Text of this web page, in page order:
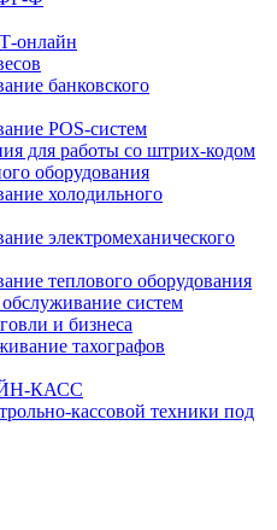
онлайн
банковского
POS-систем
для работы со штрих-кодом
оборудования
холодильного
электромеханического
теплового оборудования
систем
и бизнеса
тахографов
КАСС
кассовой техники под